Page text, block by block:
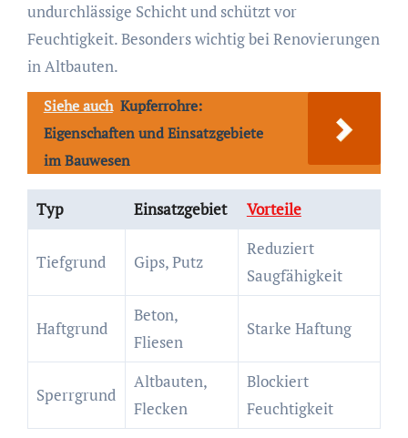
undurchlässige Schicht und schützt vor
Feuchtigkeit. Besonders wichtig bei Renovierungen
in Altbauten.
Siehe auch Kupferrohre:
Eigenschaften und Einsatzgebiete
im Bauwesen
Typ Einsatzgebiet Vorteile
Tiefgrund Gips, Putz
Reduziert
Saugfähigkeit
Haftgrund
Beton,
Fliesen
Starke Haftung
Sperrgrund
Altbauten,
Flecken
Blockiert
Feuchtigkeit